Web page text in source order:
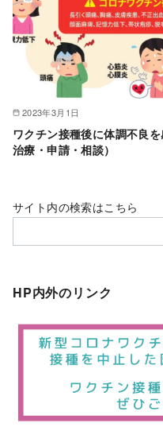
2023年3月1日
ワクチン接種後に体調不良
治療・申請・相談）
サイト内の検索はこちら
HP内外のリンク